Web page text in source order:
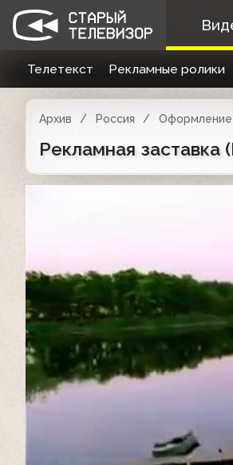
Телетекст Рекламные ролики
Архив Россия Оформление
Рекламная заставка